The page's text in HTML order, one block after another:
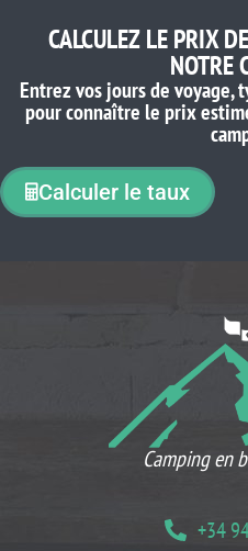
CALCULEZ LE PRIX
NOTRE
Entrez vos jours de
pour connaître le prix
Calculer le taux
Camping en
+34